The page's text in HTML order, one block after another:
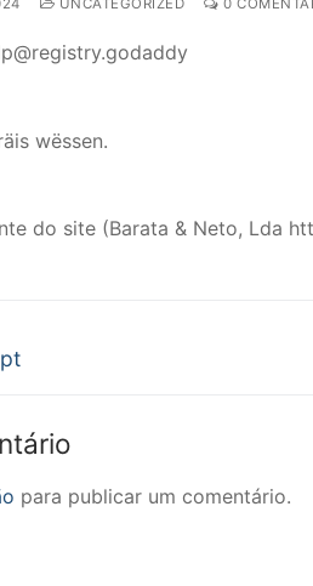
UNCATEGORIZED 0
wëssen.
do site (Barata & Neto, Lda
para publicar um comentário.